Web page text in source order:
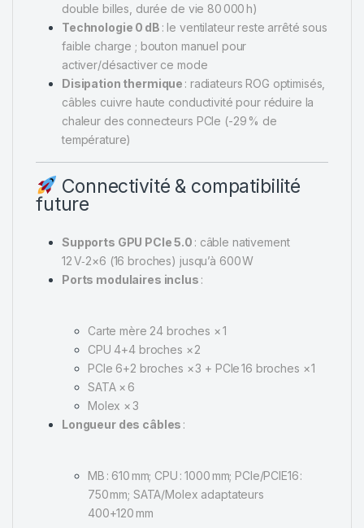
double billes, durée de vie 80 000 h)
Technologie 0 dB : le ventilateur reste arrêté sous
faible charge ; bouton manuel pour
activer/désactiver ce mode
Disipation thermique : radiateurs ROG optimisés,
câbles cuivre haute conductivité pour réduire la
chaleur des connecteurs PCIe (-29 % de
température)
Connectivité & compatibilité
future
Supports GPU PCIe 5.0 : câble nativement
12 V‑2×6 (16 broches) jusqu’à 600 W
Ports modulaires inclus :
Carte mère 24 broches × 1
CPU 4+4 broches × 2
PCIe 6+2 broches × 3 + PCIe 16 broches × 1
SATA × 6
Molex × 3
Longueur des câbles :
MB : 610 mm; CPU : 1000 mm; PCIe/PCIE16 :
750 mm; SATA/Molex adaptateurs
400+120 mm